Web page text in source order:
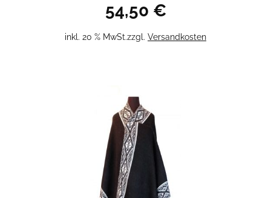
54,50 €
inkl. 20 % MwSt.zzgl. Versandkosten